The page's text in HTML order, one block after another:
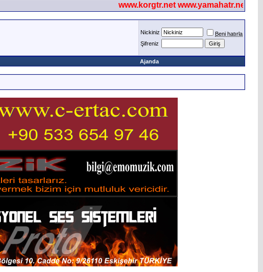
www.korgtr.net www.yamahatr.net
Nickiniz
Beni hatırla
Şifreniz
Ajanda